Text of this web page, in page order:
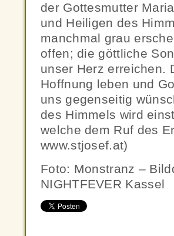
der Gottesmutter
und Heiligen des
manchmal grau
offen; die göttliche
unser Herz erreichen.
Hoffnung leben und
uns gegenseitig
des Himmels wird
welche dem Ruf des
www.stjosef.at)
Foto: Monstranz –
NIGHTFEVER Kassel